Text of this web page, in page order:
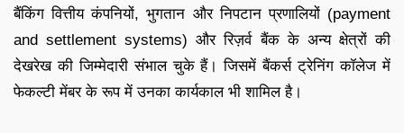
बैंकिंग वित्तीय कंपनियों, भुगतान और निपटान प्रणालियों (payment
and settlement systems) और रिज़र्व बैंक के अन्य क्षेत्रों की
देखरेख की जिम्‍मेदारी संभाल चुके हैं। जिसमें बैंकर्स ट्रेनिंग कॉलेज में
फेकल्‍टी मेंबर के रूप में उनका कार्यकाल भी शामिल है।